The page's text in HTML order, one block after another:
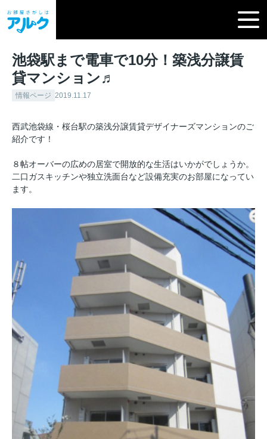
池袋駅まで電車で10分！築浅分譲賃
貸マンション♬
情報ページ 2019.11.17
西武池袋線・桜台駅の築浅分譲賃貸デザイナーズマンションのご
紹介です！
８帖オーバーの広めの居室で開放的な生活はいかがでしょうか。
二口ガスキッチンや独立洗面台など設備充実のお部屋になってい
ます。